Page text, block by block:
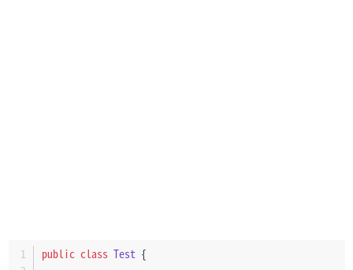
public class Test {